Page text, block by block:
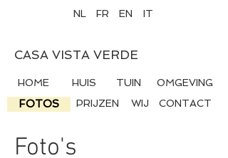
NL FR EN IT
CASA VISTA VERDE
HOME HUIS TUIN OMGEVING
FOTOS PRIJZEN WIJ CONTACT
Foto's